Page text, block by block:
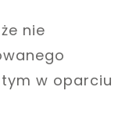
nie
w oparciu